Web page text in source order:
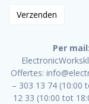
Per mail:
Offertes:
– 303 13 74 (10:00
12 33 (10:00 tot